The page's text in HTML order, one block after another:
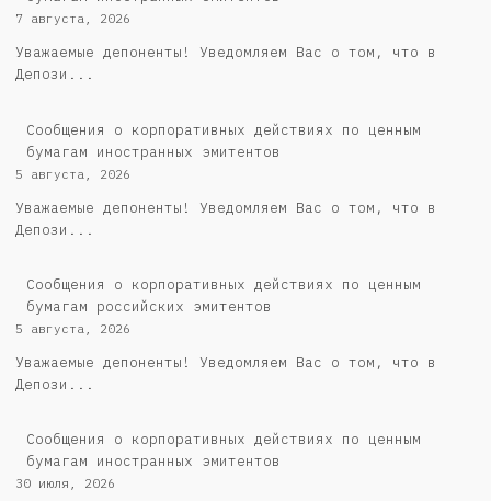
7 августа, 2026
Уважаемые депоненты! Уведомляем Вас о том, что в
Депози...
Сообщения о корпоративных действиях по ценным
бумагам иностранных эмитентов
5 августа, 2026
Уважаемые депоненты! Уведомляем Вас о том, что в
Депози...
Cообщения о корпоративных действиях по ценным
бумагам российских эмитентов
5 августа, 2026
Уважаемые депоненты! Уведомляем Вас о том, что в
Депози...
Сообщения о корпоративных действиях по ценным
бумагам иностранных эмитентов
30 июля, 2026